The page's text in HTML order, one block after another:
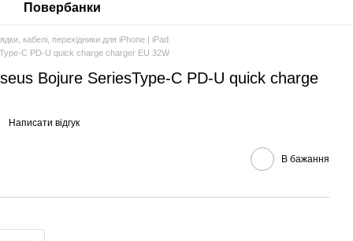
Повербанки
кабелі, перехідники для iPhone | iPad
C PD-U quick charge charger EU 32W
Bojure SeriesType-C PD-U quick charge
Написати відгук
В бажання